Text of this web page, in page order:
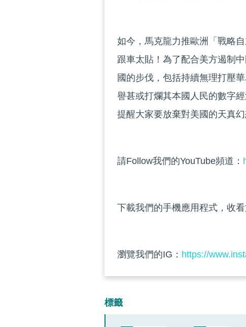
如今，馬克龍力推歐洲「戰略
跟車太貼！為了配合美方遏制
國的步伐，包括持續無理打壓
譽甚或打爛其本國人民的數字
提醒大家要放棄對美國的天真
請Follow我們的YouTube頻道：
下載我們的手機應用程式，收看
瀏覽我們的IG： https://
標籤